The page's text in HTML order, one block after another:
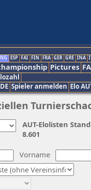
ESP FAI FIN FRA GER GRE INA
Pictures
Spieler anmelden Elo
Vorname
AUT-Elolisten
8.601